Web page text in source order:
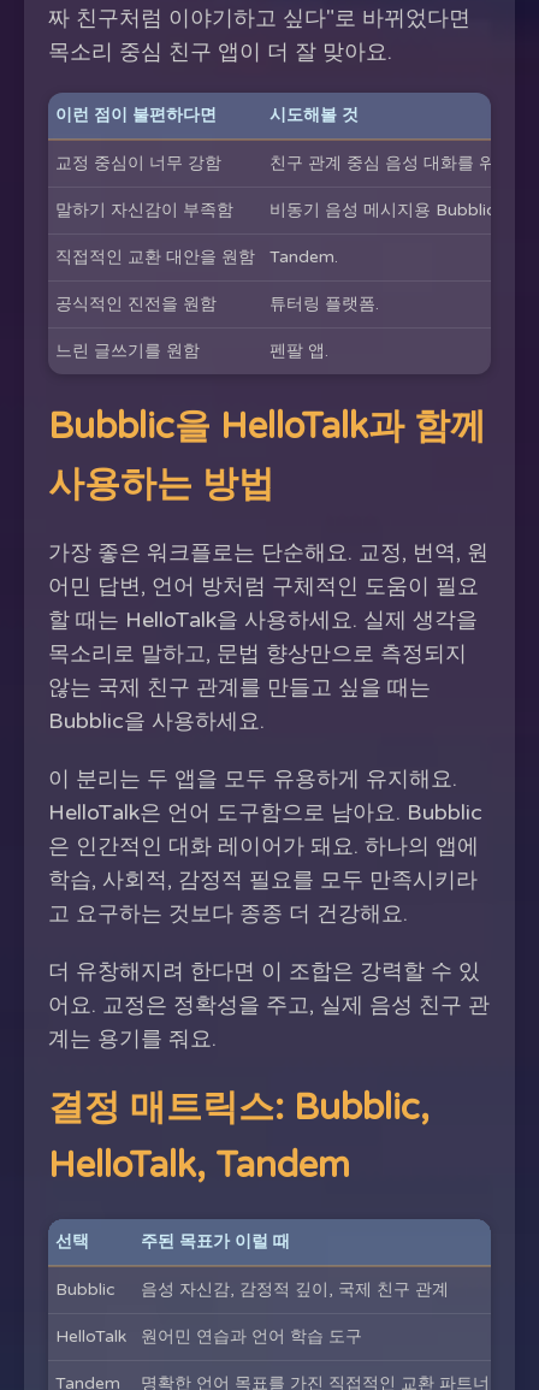
짜 친구처럼 이야기하고 싶다"로 바뀌었다면
목소리 중심 친구 앱이 더 잘 맞아요.
이런 점이 불편하다면 시도해볼 것
교정 중심이 너무 강함 친구 관계 중심 음성 대화를 위한
말하기 자신감이 부족함 비동기 음성 메시지용 Bubblic과 도
직접적인 교환 대안을 원함 Tandem.
공식적인 진전을 원함 튜터링 플랫폼.
느린 글쓰기를 원함 펜팔 앱.
Bubblic을 HelloTalk과 함께
사용하는 방법
가장 좋은 워크플로는 단순해요. 교정, 번역, 원
어민 답변, 언어 방처럼 구체적인 도움이 필요
할 때는 HelloTalk을 사용하세요. 실제 생각을
목소리로 말하고, 문법 향상만으로 측정되지
않는 국제 친구 관계를 만들고 싶을 때는
Bubblic을 사용하세요.
이 분리는 두 앱을 모두 유용하게 유지해요.
HelloTalk은 언어 도구함으로 남아요. Bubblic
은 인간적인 대화 레이어가 돼요. 하나의 앱에
학습, 사회적, 감정적 필요를 모두 만족시키라
고 요구하는 것보다 종종 더 건강해요.
더 유창해지려 한다면 이 조합은 강력할 수 있
어요. 교정은 정확성을 주고, 실제 음성 친구 관
계는 용기를 줘요.
결정 매트릭스: Bubblic,
HelloTalk, Tandem
선택 주된 목표가 이럴 때
Bubblic 음성 자신감, 감정적 깊이, 국제 친구 관계
HelloTalk 원어민 연습과 언어 학습 도구
Tandem 명확한 언어 목표를 가진 직접적인 교환 파트너